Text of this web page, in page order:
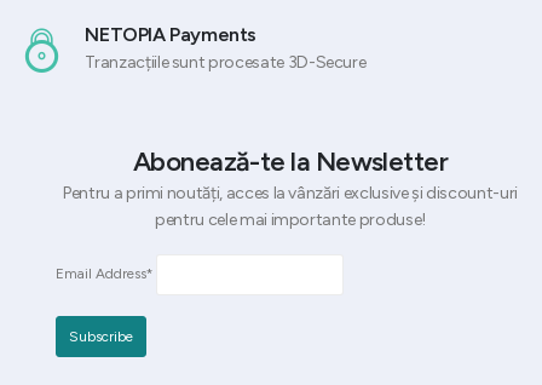
NETOPIA Payments
Tranzacțiile sunt procesate 3D-Secure
Abonează-te la Newsletter
Pentru a primi noutăți, acces la vânzări exclusive și discount-uri
pentru cele mai importante produse!
Email Address*